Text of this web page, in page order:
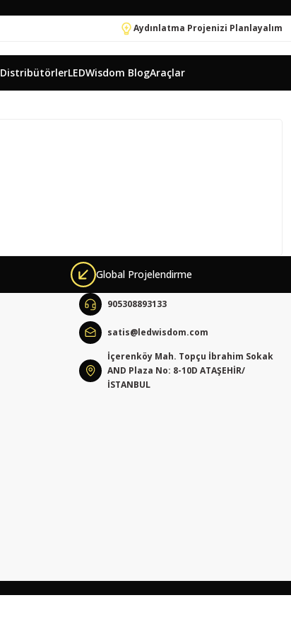
Aydınlatma Projenizi Planlayalım
DistribütörlerLEDWisdom BlogAraçlar
Global Projelendirme
905308893133
satis@ledwisdom.com
İçerenköy Mah. Topçu İbrahim Sokak
AND Plaza No: 8-10D ATAŞEHİR/
İSTANBUL